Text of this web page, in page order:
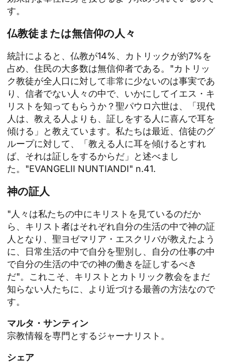
す。
仏教徒または無信仰の人々
統計によると、仏教が14%、カトリックが約7%を
占め、住民の大多数は無信仰者である。"カトリッ
ク教徒が全人口に対して非常に少ないのは事実であ
り、信者でない人々の中で、いかにしてイエス・キ
リストを知ってもらうか？聖パウロ六世は、「現代
人は、教える人よりも、証しをする人に喜んで耳を
傾ける」と教えています。私たちは最近、信徒のグ
ループに対して、「教える人に耳を傾けるとすれ
ば、それは証しをするからだ」と述べまし
た。"EVANGELII NUNTIANDI" n.41.
神の証人
"人々は私たちの中にキリストを見ているのだか
ら、キリスト者はそれぞれ自分の生活の中で神の証
人となり、聖ヨゼマリア・エスクリバが教えたよう
に、日常生活の中で自分を聖別し、自分の仕事の中
で自分の生活の中での神の働きを証しするべき
だ"。これこそ、キリストとカトリック教会をまだ
知らない人たちに、より近づける最善の方法なので
す。
マルタ・サンティン
宗教情報を専門とするジャーナリスト。
シェア